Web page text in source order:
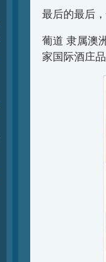
最后的最后
葡道 隶属澳
家国际酒庄